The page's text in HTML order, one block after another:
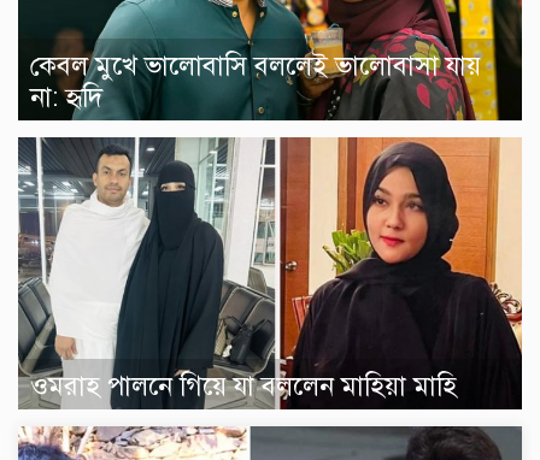
কেবল মুখে ভালোবাসি বললেই ভালোবাসা যায়
না: হৃদি
ওমরাহ পালনে গিয়ে যা বললেন মাহিয়া মাহি